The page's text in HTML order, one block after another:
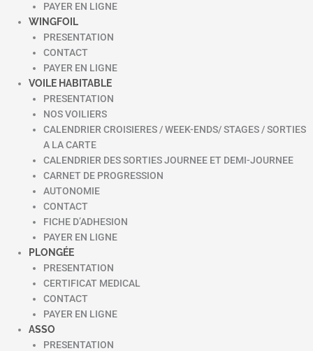
PAYER EN LIGNE
WINGFOIL
PRESENTATION
CONTACT
PAYER EN LIGNE
VOILE HABITABLE
PRESENTATION
NOS VOILIERS
CALENDRIER CROISIERES / WEEK-ENDS/ STAGES / SORTIES
A LA CARTE
CALENDRIER DES SORTIES JOURNEE ET DEMI-JOURNEE
CARNET DE PROGRESSION
AUTONOMIE
CONTACT
FICHE D’ADHESION
PAYER EN LIGNE
PLONGÉE
PRESENTATION
CERTIFICAT MEDICAL
CONTACT
PAYER EN LIGNE
ASSO
PRESENTATION